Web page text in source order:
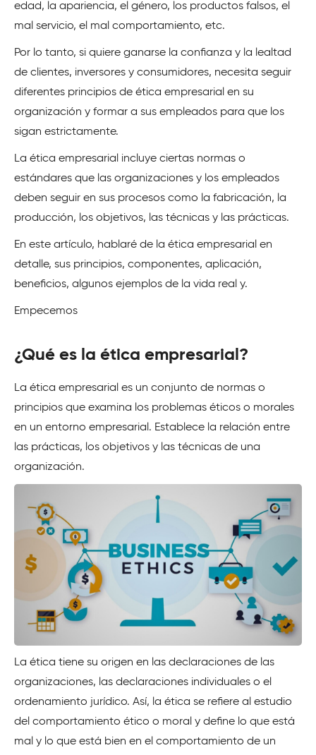
edad, la apariencia, el género, los productos falsos, el
mal servicio, el mal comportamiento, etc.
Por lo tanto, si quiere ganarse la confianza y la lealtad
de clientes, inversores y consumidores, necesita seguir
diferentes principios de ética empresarial en su
organización y formar a sus empleados para que los
sigan estrictamente.
La ética empresarial incluye ciertas normas o
estándares que las organizaciones y los empleados
deben seguir en sus procesos como la fabricación, la
producción, los objetivos, las técnicas y las prácticas.
En este artículo, hablaré de la ética empresarial en
detalle, sus principios, componentes, aplicación,
beneficios, algunos ejemplos de la vida real y.
Empecemos
¿Qué es la ética empresarial?
La ética empresarial es un conjunto de normas o
principios que examina los problemas éticos o morales
en un entorno empresarial. Establece la relación entre
las prácticas, los objetivos y las técnicas de una
organización.
La ética tiene su origen en las declaraciones de las
organizaciones, las declaraciones individuales o el
ordenamiento jurídico. Así, la ética se refiere al estudio
del comportamiento ético o moral y define lo que está
mal y lo que está bien en el comportamiento de un